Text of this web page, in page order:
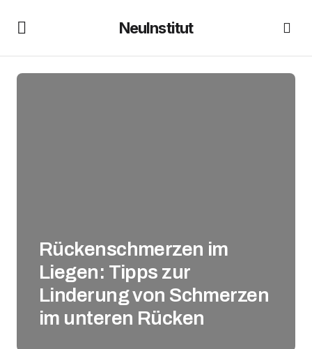
NeuInstitut
Rückenschmerzen im
Liegen: Tipps zur
Linderung von Schmerzen
im unteren Rücken